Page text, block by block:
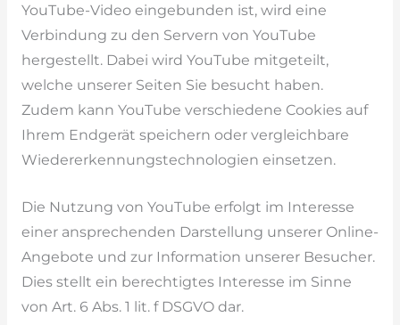
YouTube-Video eingebunden ist, wird eine
Verbindung zu den Servern von YouTube
hergestellt. Dabei wird YouTube mitgeteilt,
welche unserer Seiten Sie besucht haben.
Zudem kann YouTube verschiedene Cookies auf
Ihrem Endgerät speichern oder vergleichbare
Wiedererkennungstechnologien einsetzen.
Die Nutzung von YouTube erfolgt im Interesse
einer ansprechenden Darstellung unserer Online-
Angebote und zur Information unserer Besucher.
Dies stellt ein berechtigtes Interesse im Sinne
von Art. 6 Abs. 1 lit. f DSGVO dar.